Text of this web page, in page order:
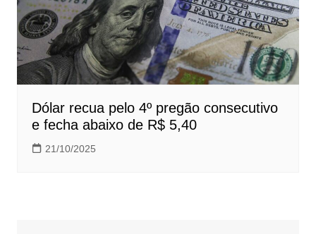
Dólar recua pelo 4º pregão consecutivo
e fecha abaixo de R$ 5,40
21/10/2025